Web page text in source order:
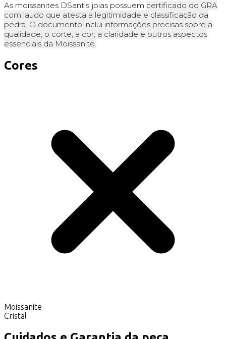
As moissanites DSantis joias possuem certificado do GRA
com laudo que atesta a legitimidade e classificação da
pedra. O documento inclui informações precisas sobre a
qualidade, o corte, a cor, a claridade e outros aspectos
essenciais da Moissanite.
Cores
Moissanite
Cristal